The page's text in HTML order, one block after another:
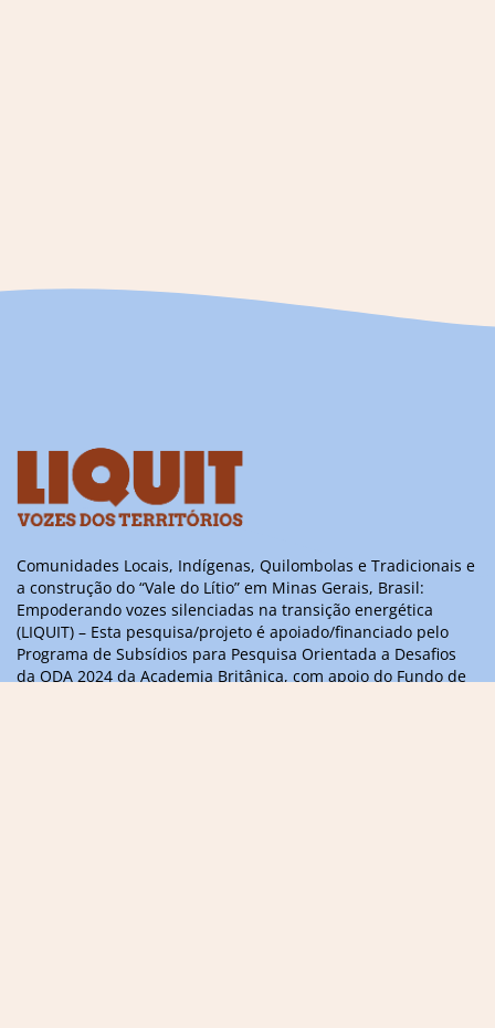
Comunidades Locais, Indígenas, Quilombolas e Tradicionais e
a construção do “Vale do Lítio” em Minas Gerais, Brasil:
Empoderando vozes silenciadas na transição energética
(LIQUIT) – Esta pesquisa/projeto é apoiado/financiado pelo
Programa de Subsídios para Pesquisa Orientada a Desafios
da ODA 2024 da Academia Britânica, com apoio do Fundo de